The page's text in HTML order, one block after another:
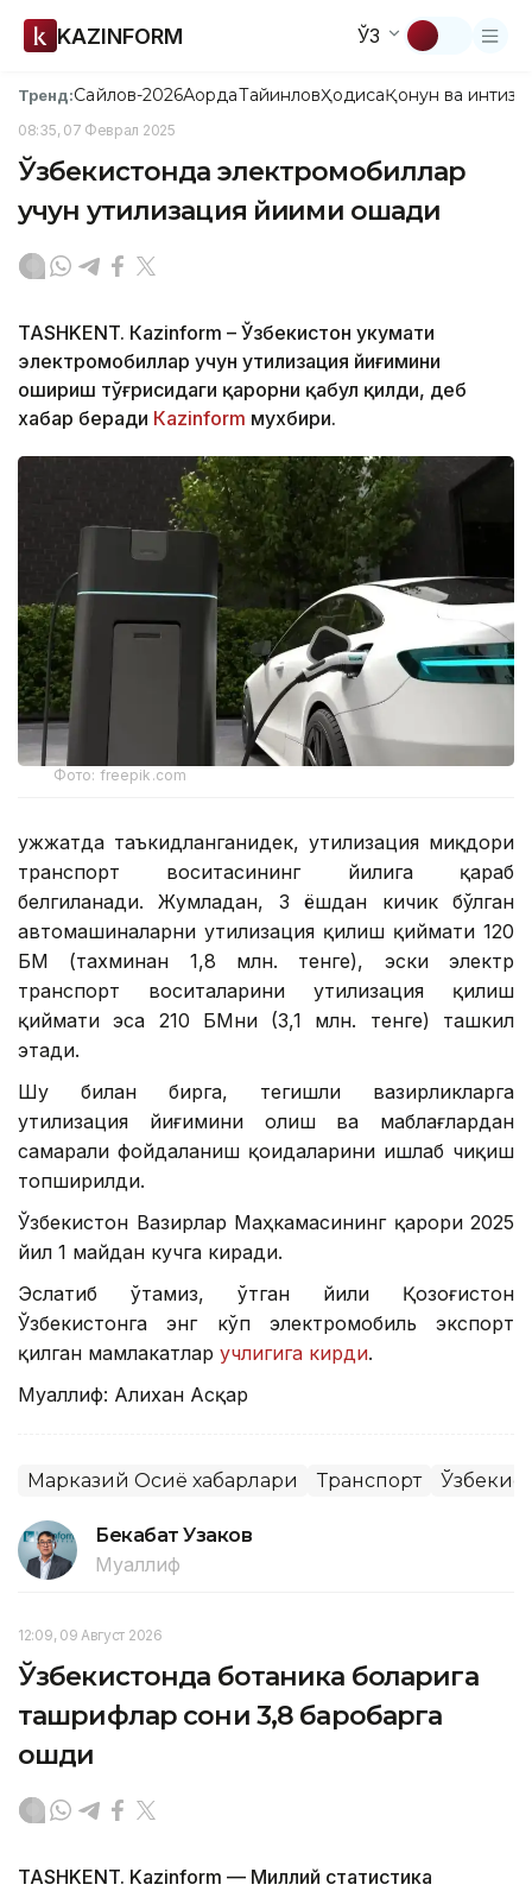
KAZINFORM ЎЗ
Тренд:Сайлов-2026АқордаТайинловҲодисаҚонун ва
08:35, 07 Феврал 2025
Ўзбекистонда электромобиллар
учун утилизация йиғими ошади
TASHKENT. Кazinform – Ўзбекистон ҳукумати
электромобиллар учун утилизация йиғимини
ошириш тўғрисидаги қарорни қабул қилди, деб
хабар беради Кazinform мухбири.
Фото: freepik.com
Ҳужжатда таъкидланганидек, утилизация миқдори
транспорт воситасининг йилига қараб
белгиланади. Жумладан, 3 ёшдан кичик бўлган
автомашиналарни утилизация қилиш қиймати 120
БҲМ (тахминан 1,8 млн. тенге), эски электр
транспорт воситаларини утилизация қилиш
қиймати эса 210 БҲМни (3,1 млн. тенге) ташкил
этади.
Шу билан бирга, тегишли вазирликларга
утилизация йиғимини олиш ва маблағлардан
самарали фойдаланиш қоидаларини ишлаб чиқиш
топширилди.
Ўзбекистон Вазирлар Маҳкамасининг қарори 2025
йил 1 майдан кучга киради.
Эслатиб ўтамиз, ўтган йили Қозоғистон
Ўзбекистонга энг кўп электромобиль экспорт
қилган мамлакатлар учлигига кирди.
Муаллиф: Алихан Асқар
Марказий Осиё хабарлари Транспорт
Бекабат Узаков
Муаллиф
12:09, 09 Август 2026
Ўзбекистонда ботаника боғларига
ташрифлар сони 3,8 баробарга
ошди
TASHKENT. Kazinform — Миллий статистика